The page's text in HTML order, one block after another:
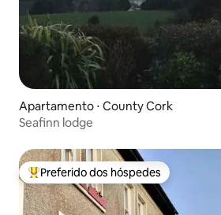
Apartamento ⋅ County Cork
Seafinn lodge
Entre os melhores preferidos dos
Preferido dos hóspedes